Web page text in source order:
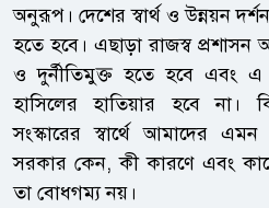
অনুরূপ। দেশের স্বার্থ ও উন্নয়ন
হতে হবে। এছাড়া রাজস্ব প্রশাসন
ও দুর্নীতিমুক্ত হতে হবে এবং এ
হাসিলের হাতিয়ার হবে না।
সংস্কারের স্বার্থে আমাদের
সরকার কেন, কী কারণে এবং
তা বোধগম্য নয়।